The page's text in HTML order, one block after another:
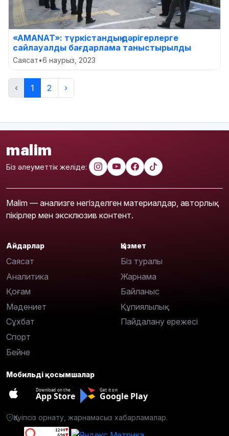
«AMANAT»: түркістандық дәрігерлерге
сайлауалды бағдарлама таныстырылды
Саясат•6 наурыз, 2023
‹ 1 2 ›
malim
Біз әлеуметтік желіде:
Malim — анализге негізделген материалдар, авторлық
пікірлер мен эксклюзив контент.
Айдарлар
Саясат
Аналитика
Қоғам
Мәдениет
Сұхбат
Спорт
Бейне
Қызмет
Біз туралы
Жарнама
Байланыс
Құпиялылық
Пайдалану ережесі
Мобильді қосымшалар
Download on the
App Store
Get it on
Google Play
Қауіпсіз орнату, жарнамасыз хабарламалар.